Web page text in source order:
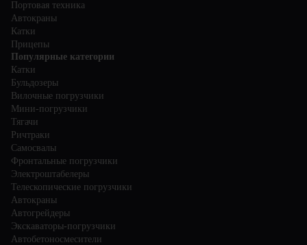
Портовая техника
Автокраны
Катки
Прицепы
Популярные категории
Катки
Бульдозеры
Вилочные погрузчики
Мини-погрузчики
Тягачи
Ричтраки
Самосвалы
Фронтальные погрузчики
Электроштабелеры
Телескопические погрузчики
Автокраны
Автогрейдеры
Экскаваторы-погрузчики
Автобетоносмесители